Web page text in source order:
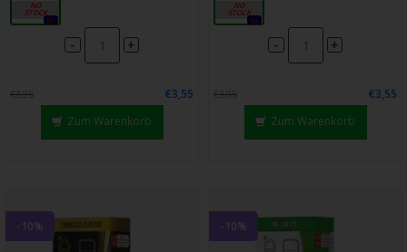
20mg
0x
- +
€3,95
€3,55
Zum Warenkorb
20mg
0x
- +
€3,95
€3,55
Zum Warenkorb
-10% -10%